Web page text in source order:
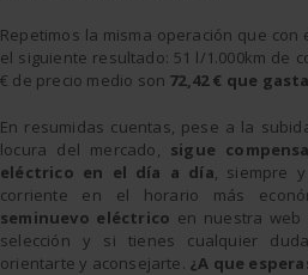
Repetimos la misma operación que
el siguiente resultado: 51 l/1.000km de
€ de precio medio son 72,42 € que
En resumidas cuentas, pese a la
locura del mercado, sigue
eléctrico en el día a día , siempre
corriente en el horario más
seminuevo eléctrico en nuestra web
selección y si tienes cualquier
orientarte y aconsejarte. ¿A que